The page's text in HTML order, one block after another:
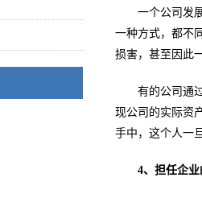
一个公司发
一种方式，都不
损害，甚至因此
有的公司通
现公司的实际资
手中，这个人一
4、担任企